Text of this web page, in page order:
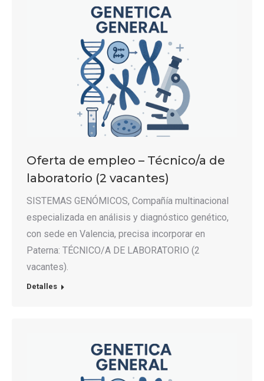
Oferta de empleo – Técnico/a de
laboratorio (2 vacantes)
SISTEMAS GENÓMICOS, Compañía multinacional
especializada en análisis y diagnóstico genético,
con sede en Valencia, precisa incorporar en
Paterna: TÉCNICO/A DE LABORATORIO (2
vacantes).
Detalles